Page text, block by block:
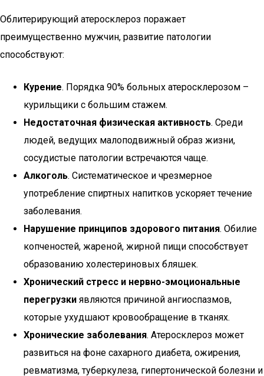
Облитерирующий атеросклероз поражает
преимущественно мужчин, развитие патологии
способствуют:
Курение. Порядка 90% больных атеросклерозом –
курильщики с большим стажем.
Недостаточная физическая активность. Среди
людей, ведущих малоподвижный образ жизни,
сосудистые патологии встречаются чаще.
Алкоголь. Систематическое и чрезмерное
употребление спиртных напитков ускоряет течение
заболевания.
Нарушение принципов здорового питания. Обилие
копченостей, жареной, жирной пищи способствует
образованию холестериновых бляшек.
Хронический стресс и нервно-эмоциональные
перегрузки являются причиной ангиоспазмов,
которые ухудшают кровообращение в тканях.
Хронические заболевания. Атеросклероз может
развиться на фоне сахарного диабета, ожирения,
ревматизма, туберкулеза, гипертонической болезни и